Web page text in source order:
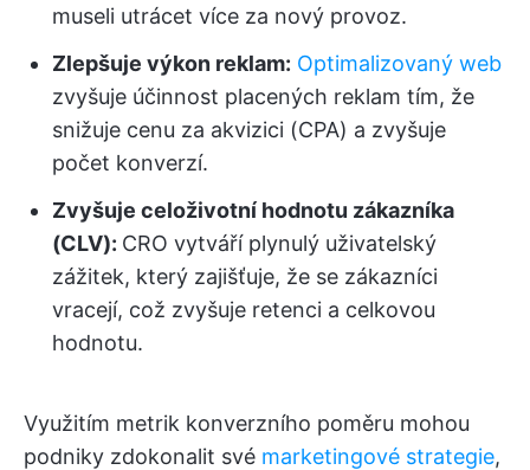
museli utrácet více za nový provoz.
Zlepšuje výkon reklam: Optimalizovaný web
zvyšuje účinnost placených reklam tím, že
snižuje cenu za akvizici (CPA) a zvyšuje
počet konverzí.
Zvyšuje celoživotní hodnotu zákazníka
(CLV): CRO vytváří plynulý uživatelský
zážitek, který zajišťuje, že se zákazníci
vracejí, což zvyšuje retenci a celkovou
hodnotu.
Využitím metrik konverzního poměru mohou
podniky zdokonalit své marketingové strategie,